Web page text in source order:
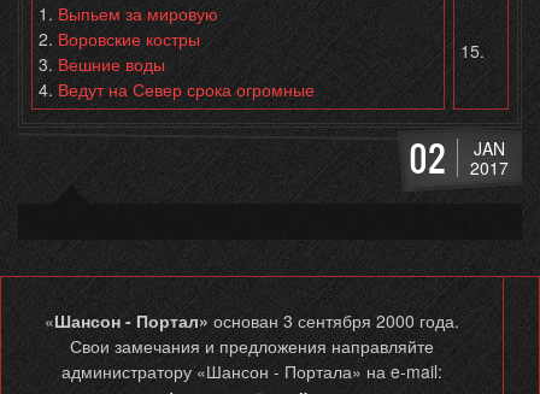
1. Выпьем за мировую
2. Воровские костры
3. Вешние воды
4. Ведут на Север срока огромные
15.
02
JAN
2017
«Шансон - Портал» основан 3 сентября 2000 года.
Свои замечания и предложения направляйте
администратору «Шансон - Портала» на e-mail: